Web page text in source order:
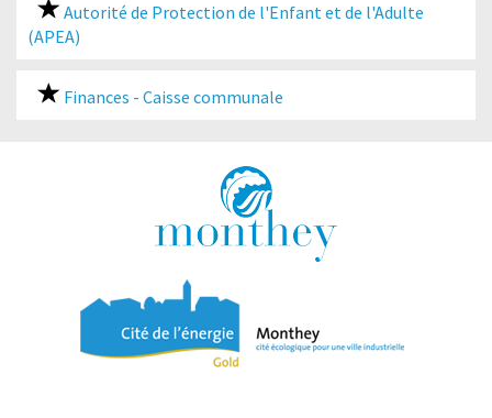
Autorité de Protection de l'Enfant et de l'Adulte
(APEA)
Finances - Caisse communale